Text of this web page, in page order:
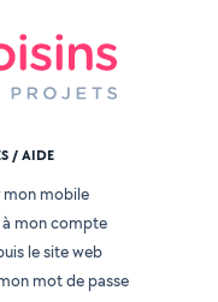
/ AIDE
mon mobile
à mon compte
le site web
mot de passe